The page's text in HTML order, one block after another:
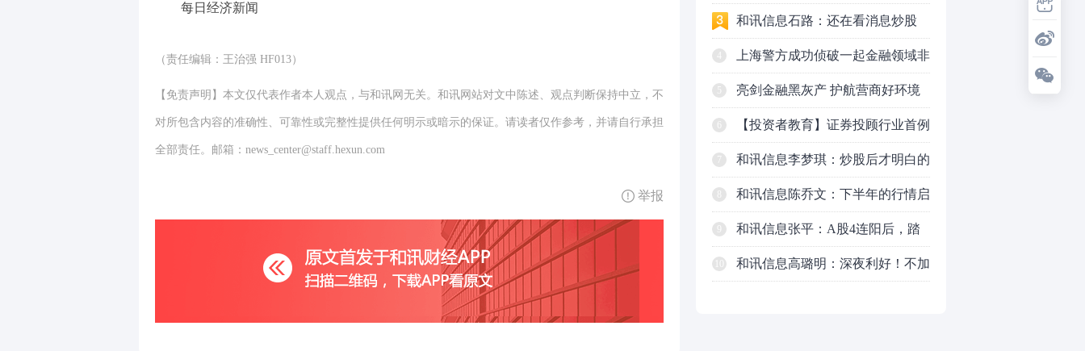
每日经济新闻
（责任编辑：王治强 HF013）
【免责声明】本文仅代表作者本人观点，与和讯网无关。和讯网站对文中陈述、观点判断保持中立，不
对所包含内容的准确性、可靠性或完整性提供任何明示或暗示的保证。请读者仅作参考，并请自行承担
全部责任。邮箱：news_center@staff.hexun.com
举报
型都是顶底！
和讯信息石路：还在看消息炒股
吗？
上海警方成功侦破一起金融领域非
法代理维权敲诈勒索案件
5 亮剑金融黑灰产 护航营商好环境
——上海普陀严打“代理维权”敲诈
犯罪、筑牢金融法治屏障
【投资者教育】证券投顾行业首例
以敲诈勒索罪定罪的非法代理维权
案二审宣判，主犯获刑五年
7 和讯信息李梦琪：炒股后才明白的
九个人生道理
和讯信息陈乔文：下半年的行情启
动了
和讯信息张平：A股4连阳后，踏
空怎么办？结构性回补！
和讯信息高璐明：深夜利好！不加